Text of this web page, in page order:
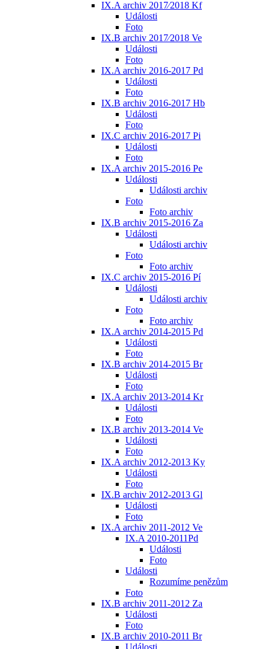
IX.A archiv 2017⁄2018 Kf
Události
Foto
IX.B archiv 2017⁄2018 Ve
Události
Foto
IX.A archiv 2016-2017 Pd
Události
Foto
IX.B archiv 2016-2017 Hb
Události
Foto
IX.C archiv 2016-2017 Pi
Události
Foto
IX.A archiv 2015-2016 Pe
Události
Události archiv
Foto
Foto archiv
IX.B archiv 2015-2016 Za
Události
Události archiv
Foto
Foto archiv
IX.C archiv 2015-2016 Pí
Události
Události archiv
Foto
Foto archiv
IX.A archiv 2014-2015 Pd
Události
Foto
IX.B archiv 2014-2015 Br
Události
Foto
IX.A archiv 2013-2014 Kr
Události
Foto
IX.B archiv 2013-2014 Ve
Události
Foto
IX.A archiv 2012-2013 Ky
Události
Foto
IX.B archiv 2012-2013 Gl
Události
Foto
IX.A archiv 2011-2012 Ve
IX.A 2010-2011Pd
Události
Foto
Události
Rozumíme penězům
Foto
IX.B archiv 2011-2012 Za
Události
Foto
IX.B archiv 2010-2011 Br
Události